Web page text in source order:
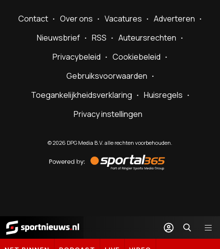
Contact Over ons Vacatures
Adverteren
Nieuwsbrief
RSS
Auteursrechten
Privacybeleid
Cookiebeleid
Gebruiksvoorwaarden
Toegankelijkheidsverklaring
Huisregels
Privacy instellingen
©2026 DPG Media B.V. alle rechten voorbehouden.
by
Sportal365
Sportnieuws.nl